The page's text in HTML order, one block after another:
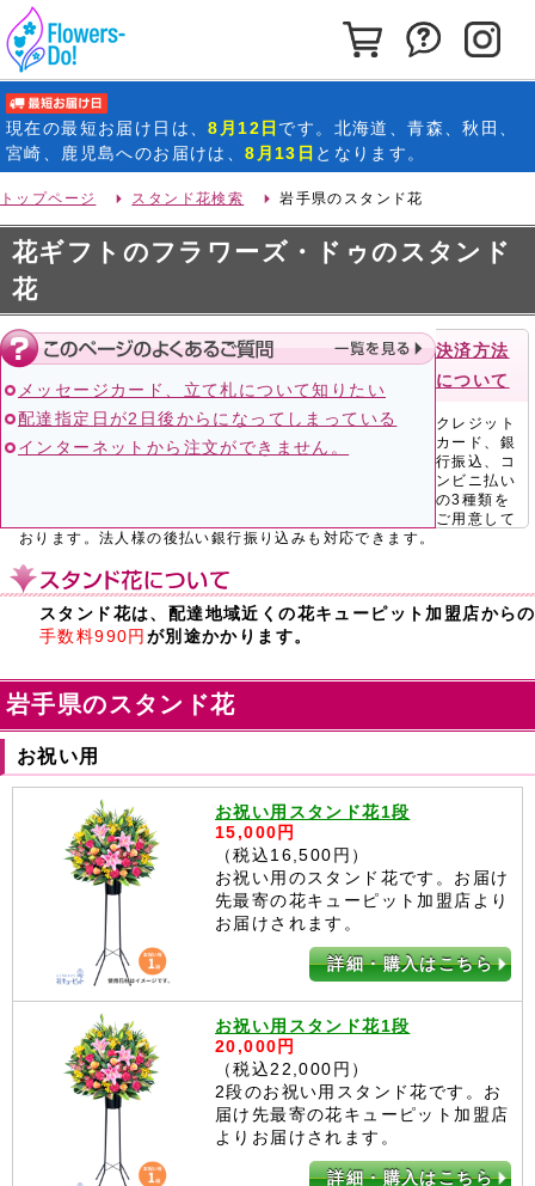
カートを見る
お問い合
現在の最短お届け日 は、8月12日 です。北海道、青森、秋田、
宮崎、鹿児島へのお届けは、8月13日 となります。
トップページ スタンド花検索 岩手県のスタンド花
花ギフトのフラワーズ・ドゥのスタンド
花
メッセージカード、立て札について知りたい
配達指定日が2日後からになってしまっている
インターネットから注文ができません。
決済方法
について
クレジット
カード、銀
行振込、コ
ンビニ払い
の3種類を
ご用意して
おります。法人様の後払い銀行振り込みも対応できます。
スタンド花は、配達地域近くの花キューピット加盟店から
手数料990円 が別途かかります。
岩手県のスタンド花
お祝い用
お祝い用スタンド花1段
15,000円
（税込16,500円）
お祝い用のスタンド花です。お届け
先最寄の花キューピット加盟店より
お届けされます。
詳細・購入はこちら
お祝い用スタンド花1段
20,000円
（税込22,000円）
2段のお祝い用スタンド花です。お
届け先最寄の花キューピット加盟店
よりお届けされます。
詳細・購入はこちら